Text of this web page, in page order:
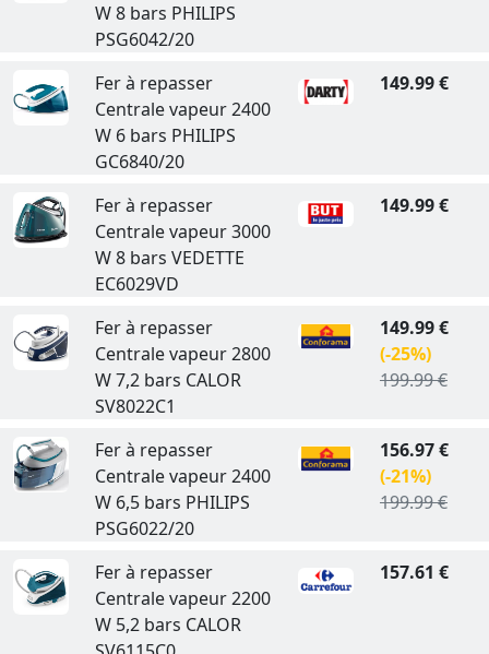
W 8 bars PHILIPS
PSG6042/20
Fer à repasser
Centrale vapeur 2400
W 6 bars PHILIPS
GC6840/20
149.99 €
Fer à repasser
Centrale vapeur 3000
W 8 bars VEDETTE
EC6029VD
149.99 €
Fer à repasser
Centrale vapeur 2800
W 7,2 bars CALOR
SV8022C1
149.99 €
(-25%)
199.99 €
Fer à repasser
Centrale vapeur 2400
W 6,5 bars PHILIPS
PSG6022/20
156.97 €
(-21%)
199.99 €
Fer à repasser
Centrale vapeur 2200
W 5,2 bars CALOR
157.61 €